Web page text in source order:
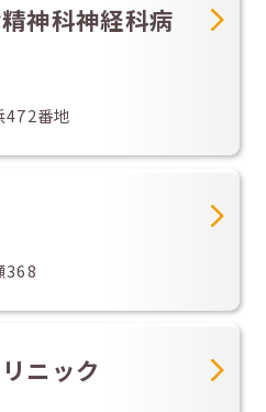
神科神経科病
472番地
368
ニック